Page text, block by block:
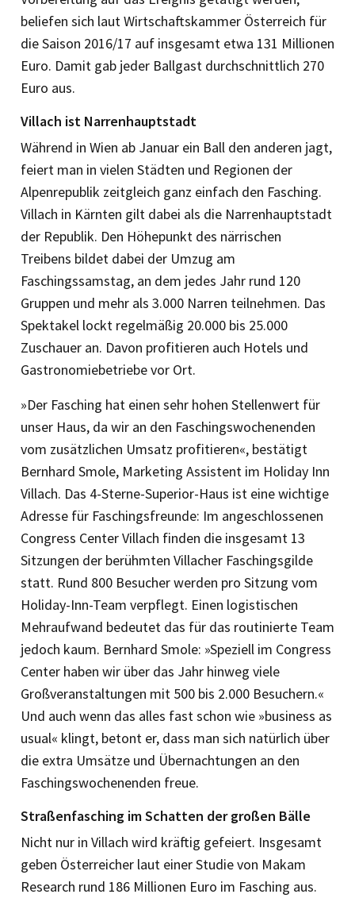
beliefen sich laut Wirtschaftskammer Österreich für
die Saison 2016/17 auf insgesamt etwa 131 Millionen
Euro. Damit gab jeder Ballgast durchschnittlich 270
Euro aus.
Villach ist Narrenhauptstadt
Während in Wien ab Januar ein Ball den anderen jagt,
feiert man in vielen Städten und Regionen der
Alpenrepublik zeitgleich ganz einfach den Fasching.
Villach in Kärnten gilt dabei als die Narrenhauptstadt
der Republik. Den Höhepunkt des närrischen
Treibens bildet dabei der Umzug am
Faschingssamstag, an dem jedes Jahr rund 120
Gruppen und mehr als 3.000 Narren teilnehmen. Das
Spektakel lockt regelmäßig 20.000 bis 25.000
Zuschauer an. Davon profitieren auch Hotels und
Gastronomie­betriebe vor Ort.
»Der Fasching hat einen sehr hohen Stellenwert für
unser Haus, da wir an den Faschingswochenenden
vom zusätzlichen Umsatz profitieren«, bestätigt
Bernhard Smole, Marketing Assistent im Holiday Inn
Villach. Das 4-Sterne-Superior-Haus ist eine wichtige
Adresse für Faschingsfreunde: Im angeschlossenen
Congress Center Villach finden die insgesamt 13
Sitzungen der berühmten Villacher Faschingsgilde
statt. Rund 800 Besucher werden pro Sitzung vom
Holiday-Inn-Team verpflegt. Einen logistischen
Mehraufwand bedeutet das für das routinierte Team
jedoch kaum. Bernhard Smole: »Speziell im Congress
Center haben wir über das Jahr hinweg viele
Großveranstaltungen mit 500 bis 2.000 Besuchern.«
Und auch wenn das alles fast schon wie »business as
usual« klingt, betont er, dass man sich natürlich über
die extra Umsätze und Übernachtungen an den
Faschings­wochenenden freue.
Straßenfasching im Schatten der großen Bälle
Nicht nur in Villach wird kräftig gefeiert. Insgesamt
geben Österreicher laut einer Studie von Makam
Research rund 186 Millionen Euro im Fasching aus.